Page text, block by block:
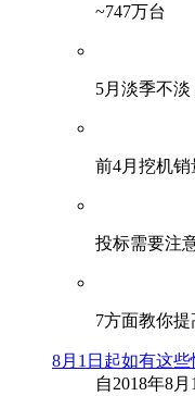
~747万台
5月淡季不
前4月挖机
投标需要注
​7方面教你
8月1日起如有这
自2018年8